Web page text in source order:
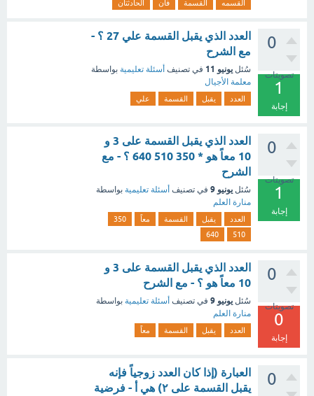
القسمه
القسمة فان الحادثتان
0
تصويتات
1
إجابة
العدد الذي يقبل القسمة علي 27 ؟ -
مع الشرح
سُئل يونيو 11 في تصنيف أسئلة تعليمية بواسطة
معلمة الأجيال
العدد يقبل القسمة علي
0
تصويتات
1
إجابة
العدد الذي يقبل القسمة على 3 و
10 معاً هو * 350 510 640 ؟ - مع
الشرح
سُئل يونيو 9 في تصنيف أسئلة تعليمية بواسطة
منارة العلم
العدد يقبل القسمة معاً
350
510
640
0
تصويتات
0
إجابة
العدد الذي يقبل القسمة على 3 و
10 معاً هو ؟ - مع الشرح
سُئل يونيو 9 في تصنيف أسئلة تعليمية بواسطة
منارة العلم
العدد يقبل القسمة معاً
0
العبارة (إذا كان العدد زوجياً فإنه
يقبل القسمة على ٢) هي أ - فرضية